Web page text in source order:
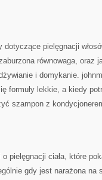
pielęgnacji
równowaga, oraz
i domykanie.
formuły lekkie, a kiedy
szampon z
pielęgnacji ciała, które
gdy jest narażona na